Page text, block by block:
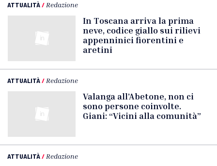
ATTUALITÀ/ Redazione
In Toscana arriva la prima
neve, codice giallo sui rilievi
appenninici fiorentini e
aretini
ATTUALITÀ/ Redazione
Valanga all’Abetone, non ci
sono persone coinvolte.
Giani: “Vicini alla comunità”
ATTUALITÀ/ Redazione